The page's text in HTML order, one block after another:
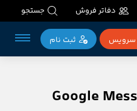
دفاتر فروش جستجو
ثبت‌ نام